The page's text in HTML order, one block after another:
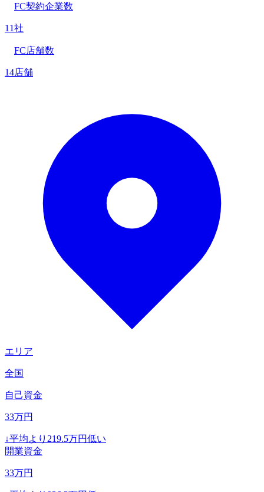
FC契約企業数
11社
FC店舗数
14店舗
エリア
全国
自己資金
33万円
↓平均より 219.5万円低い
開業資金
33万円